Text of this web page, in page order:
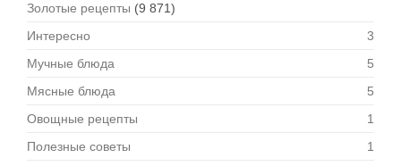
Золотые рецепты (9 871)
Интересно
3
Мучные блюда
5
Мясные блюда
5
Овощные рецепты
1
Полезные советы
1